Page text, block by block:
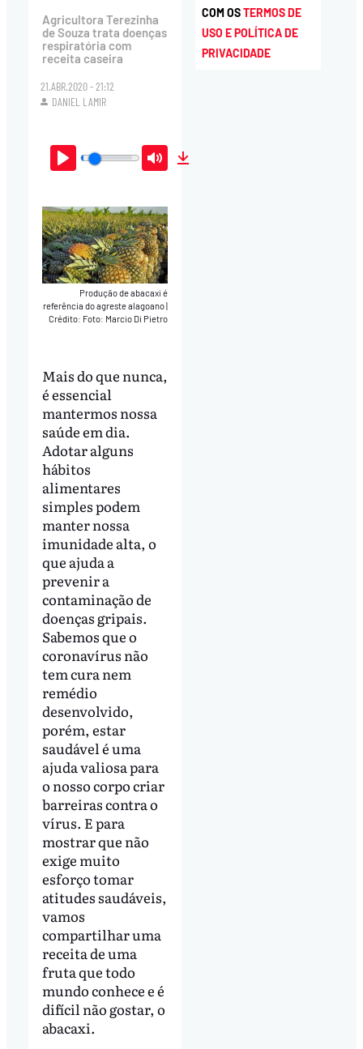
Agricultora Terezinha
de Souza trata doenças
respiratória com
receita caseira
21.ABR.2020 - 21:12
DANIEL LAMIR
Play Mute
Produção de abacaxi é
referência do agreste alagoano|
Crédito: Foto: Marcio Di Pietro
Mais do que nunca,
é essencial
mantermos nossa
saúde em dia.
Adotar alguns
hábitos
alimentares
simples podem
manter nossa
imunidade alta, o
que ajuda a
prevenir a
contaminação de
doenças gripais.
Sabemos que o
coronavírus não
tem cura nem
remédio
desenvolvido,
porém, estar
saudável é uma
ajuda valiosa para
o nosso corpo criar
barreiras contra o
vírus. E para
mostrar que não
exige muito
esforço tomar
atitudes saudáveis,
vamos
compartilhar uma
receita de uma
fruta que todo
mundo conhece e é
difícil não gostar, o
abacaxi.
COM OSTERMOS DE
USO E POLÍTICA DE
PRIVACIDADE